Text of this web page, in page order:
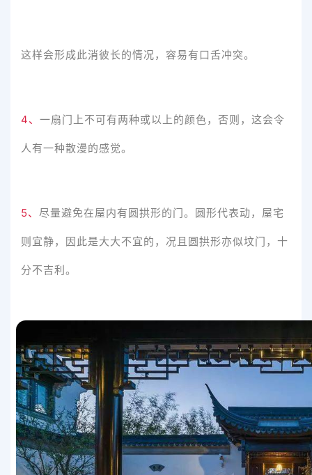
这样会形成此消彼长的情况，容易有口舌冲突。
4、 一扇门上不可有两种或以上的颜色，否则，这会令
人有一种散漫的感觉。
5、 尽量避免在屋内有圆拱形的门。圆形代表动，屋宅
则宜静，因此是大大不宜的，况且圆拱形亦似坟门，十
分不吉利。